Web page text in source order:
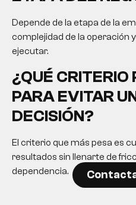
Depende de la etapa de la
complejidad de la operación
ejecutar.
¿QUÉ CRITERIO
PARA EVITAR
DECISIÓN?
El criterio que más pesa es
resultados sin llenarte de
dependencia.